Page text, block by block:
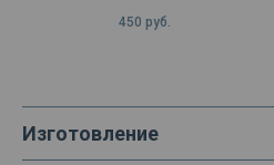
450 руб.
Изготовление